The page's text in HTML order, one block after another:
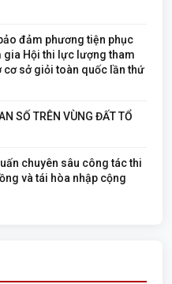
đảm phương tiện phục
gia Hội thi lực lượng tham
cơ sở giỏi toàn quốc lần thứ
SỐ TRÊN VÙNG ĐẤT TỔ
chuyên sâu công tác thi
và tái hòa nhập cộng